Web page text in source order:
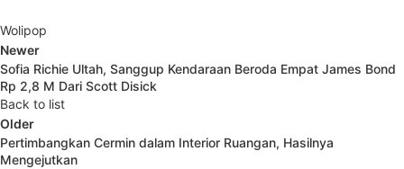
Wolipop
Newer
Sofia Richie Ultah, Sanggup Kendaraan Beroda Empat James Bond
Rp 2,8 M Dari Scott Disick
Back to list
Older
Pertimbangkan Cermin dalam Interior Ruangan, Hasilnya
Mengejutkan